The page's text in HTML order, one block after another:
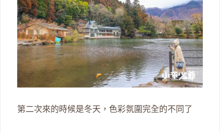
第二次來的時候是冬天，色彩氛圍完全的不同了